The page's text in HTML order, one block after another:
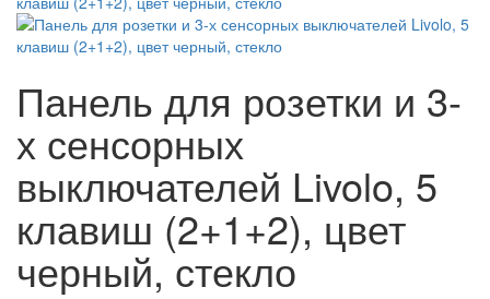
Панель для розетки и 3-
х сенсорных
выключателей Livolo, 5
клавиш (2+1+2), цвет
черный, стекло